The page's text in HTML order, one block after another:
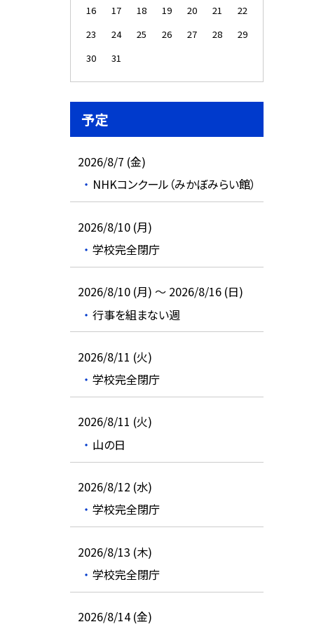
16 17 18 19 20 21
22
23
24 25 26 27 28
29
30
31
予定
2026/8/7 (金)
NHKコンクール（みかぼみらい館）
2026/8/10 (月)
学校完全閉庁
2026/8/10 (月) ～ 2026/8/16 (日)
行事を組まない週
2026/8/11 (火)
学校完全閉庁
2026/8/11 (火)
山の日
2026/8/12 (水)
学校完全閉庁
2026/8/13 (木)
学校完全閉庁
2026/8/14 (金)